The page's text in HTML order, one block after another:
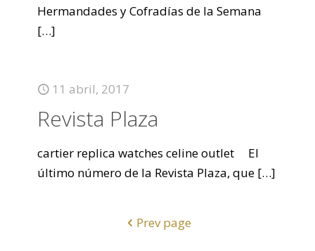
Hermandades y Cofradías de la Semana
[…]
11 abril, 2017
Revista Plaza
cartier replica watches celine outlet El
último número de la Revista Plaza, que […]
Prev page